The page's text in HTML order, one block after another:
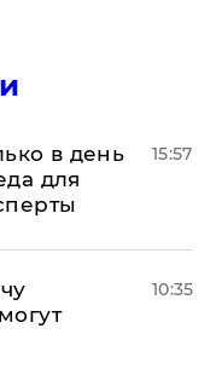
в день
для
15:57
10:35